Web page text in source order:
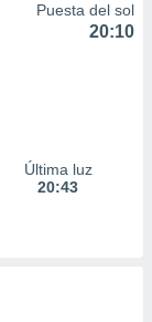
Puesta del sol
20:10
Última luz
20:43